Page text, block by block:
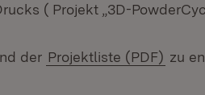
( Projekt „3D-
der Projektliste (PDF) zu